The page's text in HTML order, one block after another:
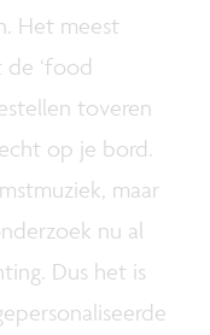
Het meest
‘food
toveren
op je bord.
maar
nu al
Dus het is